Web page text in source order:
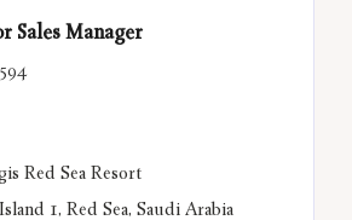
Sales Manager
1, Red Sea, Saudi Arabia
Red Sea Resort